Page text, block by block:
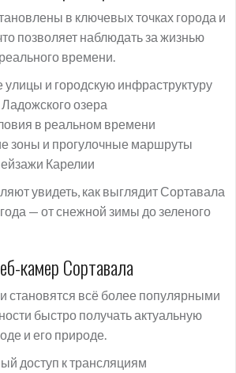
в ключевых точках города и
позволяет наблюдать за жизнью
времени.
и городскую инфраструктуру
озера
в реальном времени
зоны и прогулочные маршруты
Карелии
увидеть, как выглядит Сортавала
— от снежной зимы до зеленого
камер Сортавала
становятся всё более популярными
быстро получать актуальную
и его природе.
доступ к трансляциям